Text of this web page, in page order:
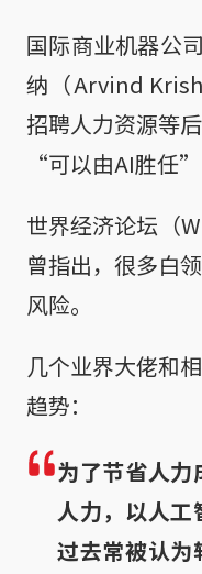
国际商业机器公
纳（Arvind
招聘人力资源等
“可以由AI胜任”
世界经济论坛（
曾指出，很多白
风险。
几个业界大佬和
趋势：
为了节省人
人力，以人工
过去常被认为